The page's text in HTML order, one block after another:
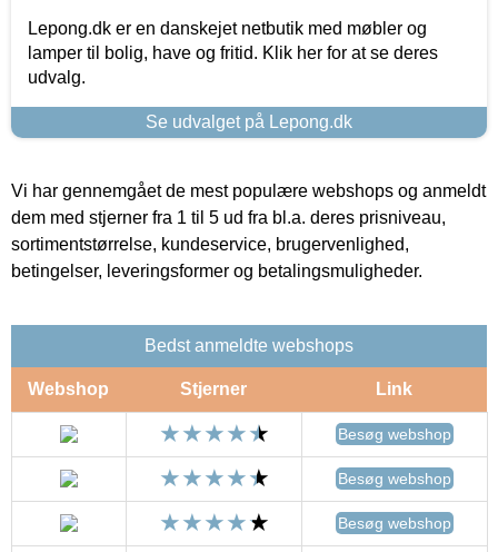
Lepong.dk er en danskejet netbutik med møbler og
lamper til bolig, have og fritid. Klik her for at se deres
udvalg.
Se udvalget på Lepong.dk
Vi har gennemgået de mest populære webshops og anmeldt
dem med stjerner fra 1 til 5 ud fra bl.a. deres prisniveau,
sortimentstørrelse, kundeservice, brugervenlighed,
betingelser, leveringsformer og betalingsmuligheder.
Bedst anmeldte webshops
Webshop Stjerner Link
Besøg webshop
Besøg webshop
Besøg webshop